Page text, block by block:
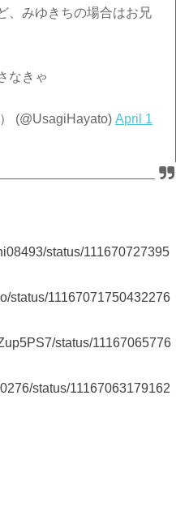
、みゆきちの場合はお兄
なきゃ
(@UsagiHayato)April 1
status/111670727395
status/11167071750432276
status/11167065776
status/11167063179162